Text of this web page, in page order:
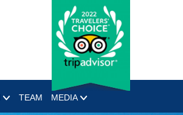
TEAM MEDIA